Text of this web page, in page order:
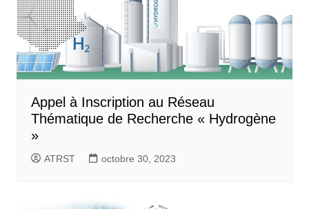
Appel à Inscription au Réseau
Thématique de Recherche « Hydrogène
»
ATRST octobre 30, 2023